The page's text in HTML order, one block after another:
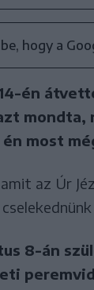
hogy a
én
mondta,
most
az Úr
8-án